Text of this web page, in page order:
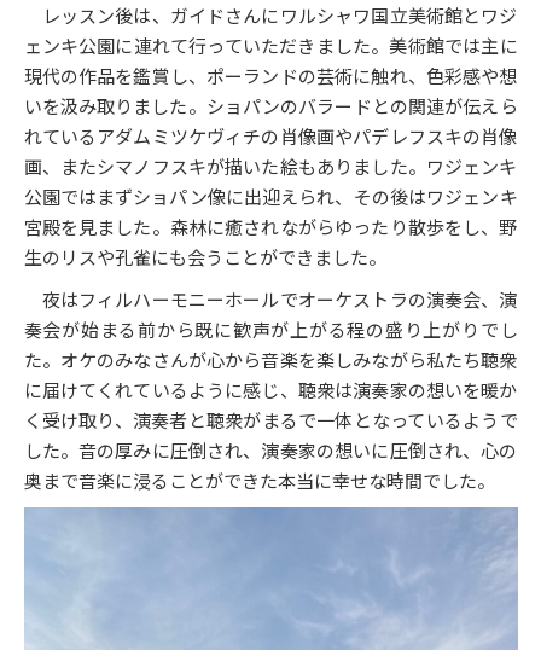
レッスン後は、ガイドさんにワルシャワ国立美術館とワジ
ェンキ公園に連れて行っていただきました。美術館では主に
現代の作品を鑑賞し、ポーランドの芸術に触れ、色彩感や想
いを汲み取りました。ショパンのバラードとの関連が伝えら
れているアダムミツケヴィチの肖像画やパデレフスキの肖像
画、またシマノフスキが描いた絵もありました。ワジェンキ
公園ではまずショパン像に出迎えられ、その後はワジェンキ
宮殿を見ました。森林に癒されながらゆったり散歩をし、野
生のリスや孔雀にも会うことができました。
夜はフィルハーモニーホールでオーケストラの演奏会、演
奏会が始まる前から既に歓声が上がる程の盛り上がりでし
た。オケのみなさんが心から音楽を楽しみながら私たち聴衆
に届けてくれているように感じ、聴衆は演奏家の想いを暖か
く受け取り、演奏者と聴衆がまるで一体となっているようで
した。音の厚みに圧倒され、演奏家の想いに圧倒され、心の
奥まで音楽に浸ることができた本当に幸せな時間でした。